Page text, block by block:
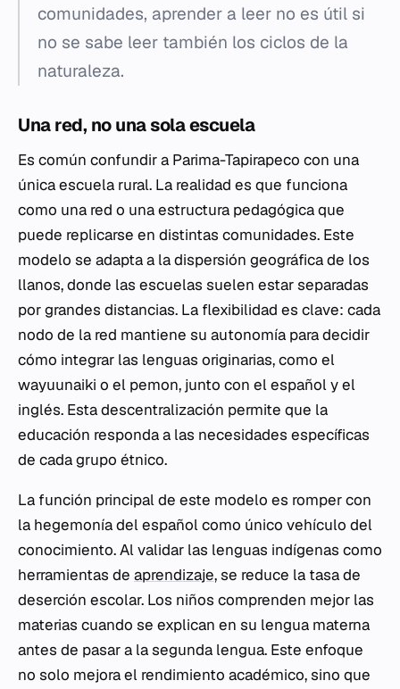
comunidades, aprender a leer no es útil si
no se sabe leer también los ciclos de la
naturaleza.
Una red, no una sola escuela
Es común confundir a Parima-Tapirapeco con una
única escuela rural. La realidad es que funciona
como una red o una estructura pedagógica que
puede replicarse en distintas comunidades. Este
modelo se adapta a la dispersión geográfica de los
llanos, donde las escuelas suelen estar separadas
por grandes distancias. La flexibilidad es clave: cada
nodo de la red mantiene su autonomía para decidir
cómo integrar las lenguas originarias, como el
wayuunaiki o el pemon, junto con el español y el
inglés. Esta descentralización permite que la
educación responda a las necesidades específicas
de cada grupo étnico.
La función principal de este modelo es romper con
la hegemonía del español como único vehículo del
conocimiento. Al validar las lenguas indígenas como
herramientas de aprendizaje, se reduce la tasa de
deserción escolar. Los niños comprenden mejor las
materias cuando se explican en su lengua materna
antes de pasar a la segunda lengua. Este enfoque
no solo mejora el rendimiento académico, sino que